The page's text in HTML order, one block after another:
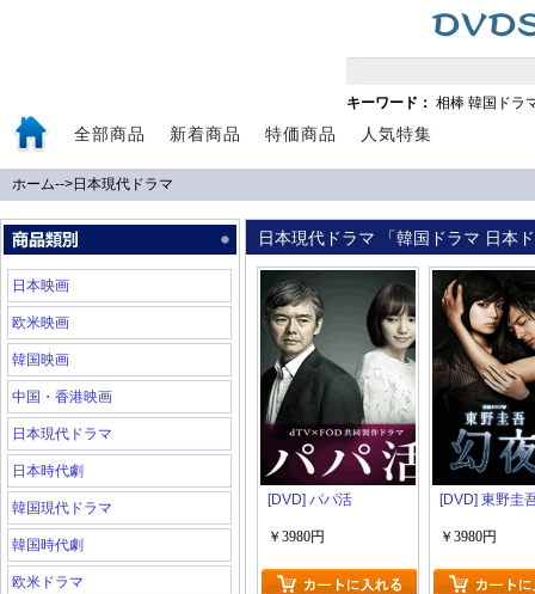
キーワード： 相棒 韓国ドラ
全部商品 新着商品 特価商品 人気特集
ホーム-->日本現代ドラマ
日本映画
欧米映画
韓国映画
中国・香港映画
日本現代ドラマ
日本時代劇
韓国現代ドラマ
韓国時代劇
欧米ドラマ
日本現代ドラマ 「韓国ドラマ 日本
[DVD] パパ活
￥3980円
[DVD] 東野圭
￥3980円